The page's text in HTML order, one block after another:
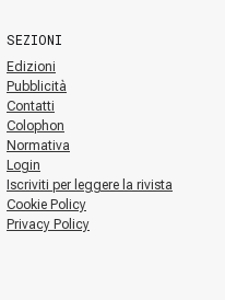
SEZIONI
Edizioni
Pubblicità
Contatti
Colophon
Normativa
Login
Iscriviti per leggere la rivista
Cookie Policy
Privacy Policy